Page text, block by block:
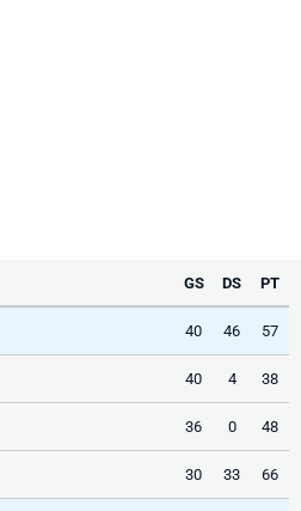
GS DS PT
40 46 57
40 4 38
36 0 48
30 33 66